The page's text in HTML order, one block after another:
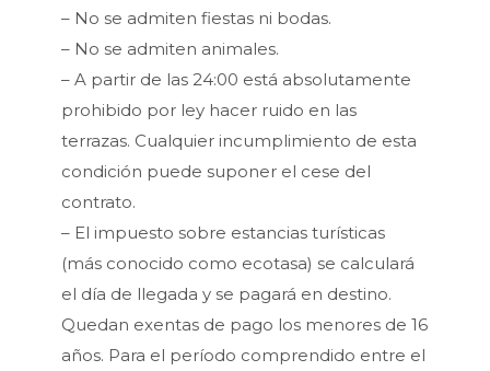
– No se admiten fiestas ni bodas.
– No se admiten animales.
– A partir de las 24:00 está absolutamente
prohibido por ley hacer ruido en las
terrazas. Cualquier incumplimiento de esta
condición puede suponer el cese del
contrato.
– El impuesto sobre estancias turísticas
(más conocido como ecotasa) se calculará
el día de llegada y se pagará en destino.
Quedan exentas de pago los menores de 16
años. Para el período comprendido entre el